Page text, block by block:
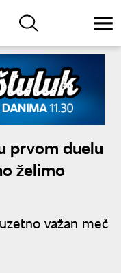
prvom duelu
želimo
važan meč